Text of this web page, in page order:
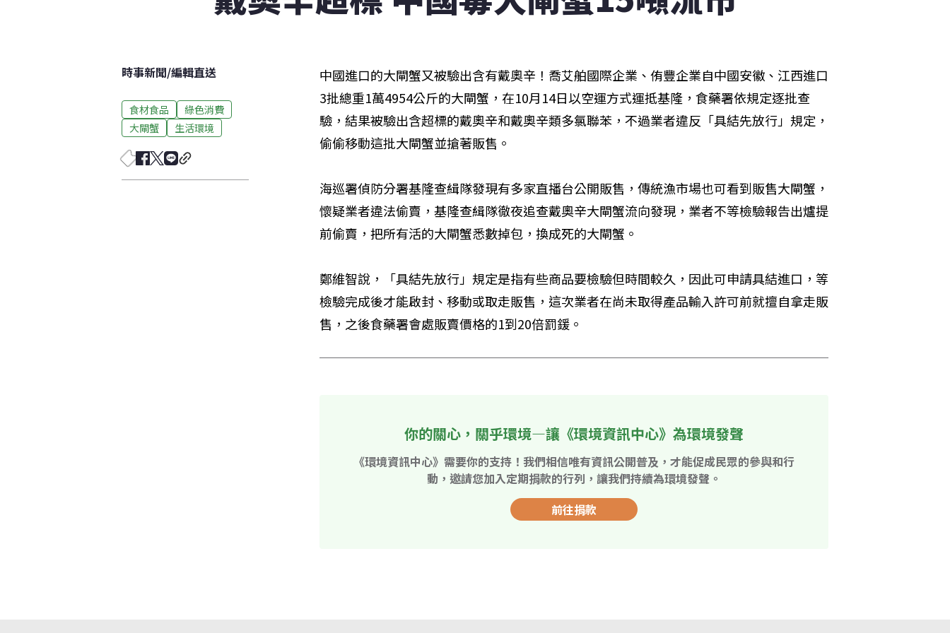
時事新聞/編輯直送
食材食品
綠色消費
大閘蟹
生活環境
中國進口的大閘蟹又被驗出含有戴奧辛！喬艾舶國際企業、侑豐企業自中國安徽、江西進口
3批總重1萬4954公斤的大閘蟹，在10月14日以空運方式運抵基隆，食藥署依規定逐批查
驗，結果被驗出含超標的戴奧辛和戴奧辛類多氯聯苯，不過業者違反「具結先放行」規定，
偷偷移動這批大閘蟹並搶著販售。
海巡署偵防分署基隆查緝隊發現有多家直播台公開販售，傳統漁市場也可看到販售大閘蟹，
懷疑業者違法偷賣，基隆查緝隊徹夜追查戴奧辛大閘蟹流向發現，業者不等檢驗報告出爐提
前偷賣，把所有活的大閘蟹悉數掉包，換成死的大閘蟹。
鄭維智說，「具結先放行」規定是指有些商品要檢驗但時間較久，因此可申請具結進口，等
檢驗完成後才能啟封、移動或取走販售，這次業者在尚未取得產品輸入許可前就擅自拿走販
售，之後食藥署會處販賣價格的1到20倍罰鍰。
你的關心，關乎環境—讓《環境資訊中心》為環境發聲
《環境資訊中心》需要你的支持！我們相信唯有資訊公開普及，才能促成民眾的參與和行
動，邀請您加入定期捐款的行列，讓我們持續為環境發聲。
前往捐款